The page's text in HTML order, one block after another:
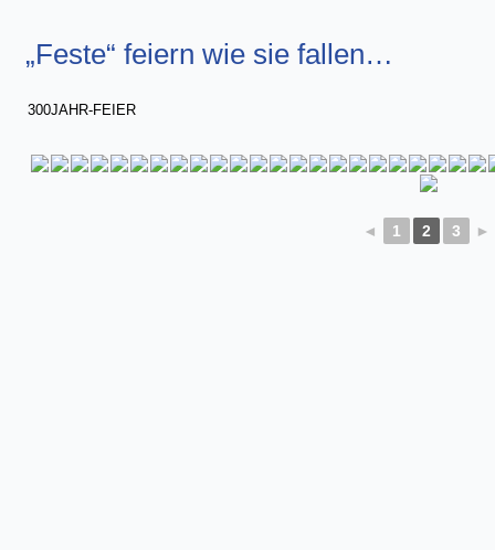
„Feste“ feiern wie sie fallen…
300JAHR-FEIER
◄ 1 2 3 ►